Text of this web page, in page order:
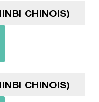
CHINOIS)
CHINOIS)